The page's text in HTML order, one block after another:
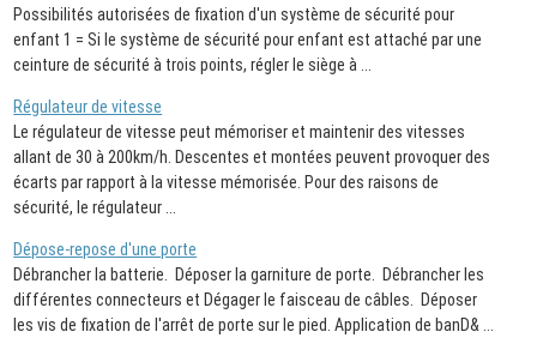
Possibilités autorisées de fixation d'un système de sécurité pour
enfant 1 = Si le système de sécurité pour enfant est attaché par une
ceinture de sécurité à trois points, régler le siège à ...
Régulateur de vitesse
Le régulateur de vitesse peut mémoriser et maintenir des vitesses
allant de 30 à 200km/h. Descentes et montées peuvent provoquer des
écarts par rapport à la vitesse mémorisée. Pour des raisons de
sécurité, le régulateur ...
Dépose-repose d'une porte
Débrancher la batterie. Déposer la garniture de porte. Débrancher les
différentes connecteurs et Dégager le faisceau de câbles. Déposer
les vis de fixation de l'arrêt de porte sur le pied. Application de banD& ...